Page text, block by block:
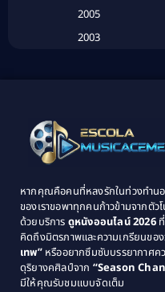
Classic
Classic ห
Classic ห
2005
2003
1995
1993
1989
1987
1985
1983
หากคุณคือคนที่หลงรักในท่วงทำนอ
ของเราขอพาทุกคนก้าวข้ามจากตั
ด้วยบริการ ดูหนังออนไลน์ 2026ที่
คิดถึงมิตรภาพและความเกรียนขอ
เทพ”หรืออยากซึมซับบรรยากาศค
ดุริยางคศิลป์จาก “Season
มีให้คุณรับชมแบบจัดเต็ม